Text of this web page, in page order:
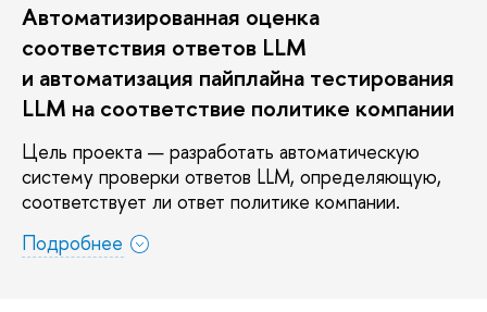
Автоматизированная оценка
соответствия ответов LLM
и автоматизация пайплайна тестирования
LLM на соответствие политике компании
Цель проекта — разработать автоматическую
систему проверки ответов LLM, определяющую,
соответствует ли ответ политике компании.
Подробнее